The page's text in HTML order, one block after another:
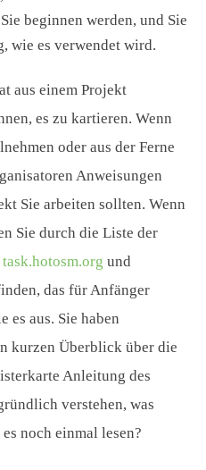
beginnen werden, und Sie
wie es verwendet wird.
aus einem Projekt
es zu kartieren. Wenn
oder aus der Ferne
Anweisungen
Sie arbeiten sollten. Wenn
Sie durch die Liste der
task.hotosm.org und
das für Anfänger
es aus. Sie haben
kurzen Überblick über die
Anleitung des
verstehen, was
noch einmal lesen?